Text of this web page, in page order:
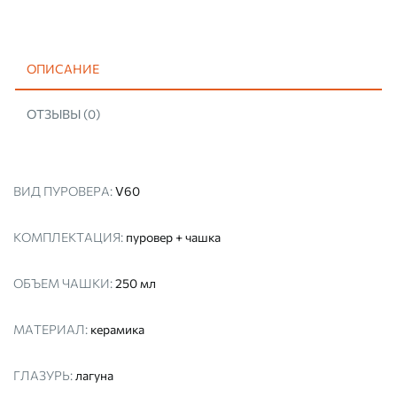
ОПИСАНИЕ
ОТЗЫВЫ (0)
ВИД ПУРОВЕРА:V60
КОМПЛЕКТАЦИЯ: пуровер + чашка
ОБЪЕМ ЧАШКИ:250 мл
МАТЕРИАЛ: керамика
ГЛАЗУРЬ: лагуна